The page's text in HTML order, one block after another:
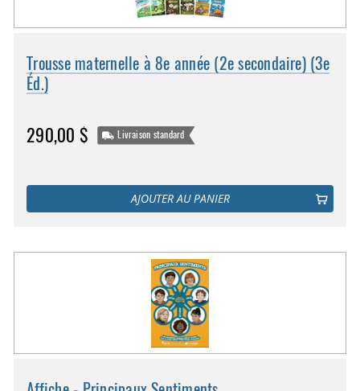
Trousse maternelle à 8e année (2e secondaire) (3e
Éd.)
290,00 $ Livraison standard
AJOUTER AU PANIER